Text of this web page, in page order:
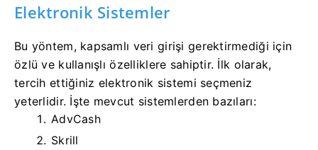
Elektronik Sistemler
Bu yöntem, kapsamlı veri girişi gerektirmediği için
özlü ve kullanışlı özelliklere sahiptir. İlk olarak,
tercih ettiğiniz elektronik sistemi seçmeniz
yeterlidir. İşte mevcut sistemlerden bazıları:
AdvCash
Skrill